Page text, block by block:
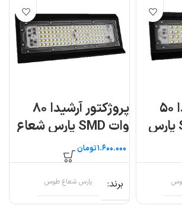
پروژکتور آرشیدا ۵۰
وات رنگی SMD پارس
پروژکتور آرشیدا ۸۰
وات SMD پارس شعاع
توس تومان
برند پارس شعاع طوس